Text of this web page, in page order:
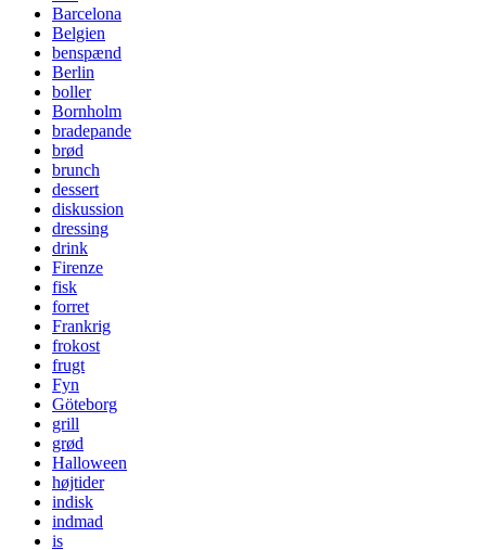
Barcelona
Belgien
benspænd
Berlin
boller
Bornholm
bradepande
brød
brunch
dessert
diskussion
dressing
drink
Firenze
fisk
forret
Frankrig
frokost
frugt
Fyn
Göteborg
grill
grød
Halloween
højtider
indisk
indmad
is